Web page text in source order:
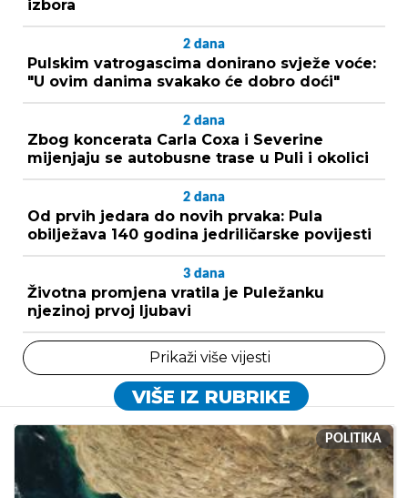
izbora
2 dana
Pulskim vatrogascima donirano svježe voće:
"U ovim danima svakako će dobro doći"
2 dana
Zbog koncerata Carla Coxa i Severine
mijenjaju se autobusne trase u Puli i okolici
2 dana
Od prvih jedara do novih prvaka: Pula
obilježava 140 godina jedriličarske povijesti
3 dana
Životna promjena vratila je Puležanku
njezinoj prvoj ljubavi
Prikaži više vijesti
VIŠE IZ RUBRIKE
POLITIKA